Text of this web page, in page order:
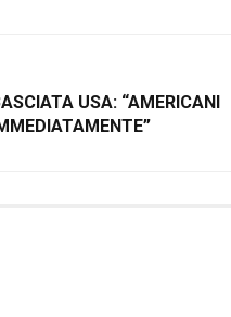
USA: “AMERICANI